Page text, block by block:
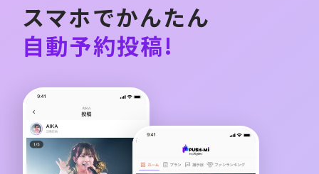
スマホでかんたん
自動予約投稿!